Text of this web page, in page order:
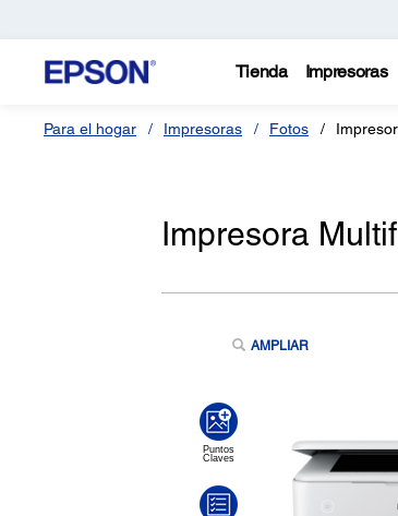
Tienda Impresoras
Para el hogar Impresoras Fotos
Impresora
AMPLIAR